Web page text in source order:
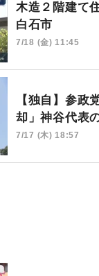
木造２階建て
白石市
7/18 (金) 11:45
【独自】参
却」神谷代表
7/17 (木) 18:57